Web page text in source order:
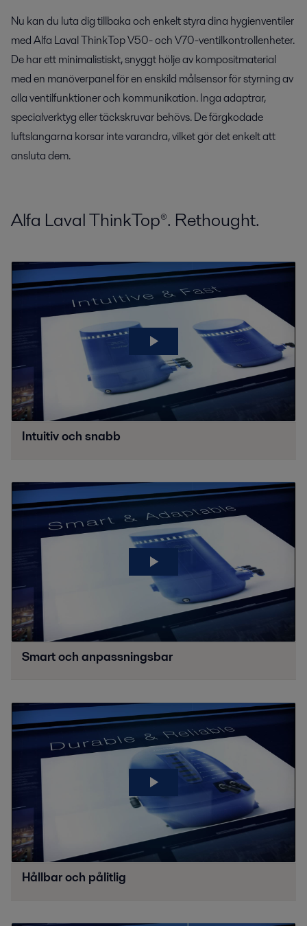
Nu kan du luta dig tillbaka och enkelt styra dina hygienventiler
med Alfa Laval ThinkTop V50- och V70-ventilkontrollenheter.
De har ett minimalistiskt, snyggt hölje av kompositmaterial
med en manöverpanel för en enskild målsensor för styrning av
alla ventilfunktioner och kommunikation. Inga adaptrar,
specialverktyg eller täckskruvar behövs. De färgkodade
luftslangarna korsar inte varandra, vilket gör det enkelt att
ansluta dem.
Alfa Laval ThinkTop®. Rethought.
Intuitiv och snabb
Smart och anpassningsbar
Hållbar och pålitlig